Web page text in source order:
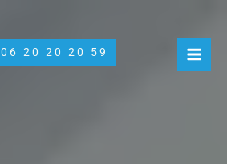
06 20 20 20 59